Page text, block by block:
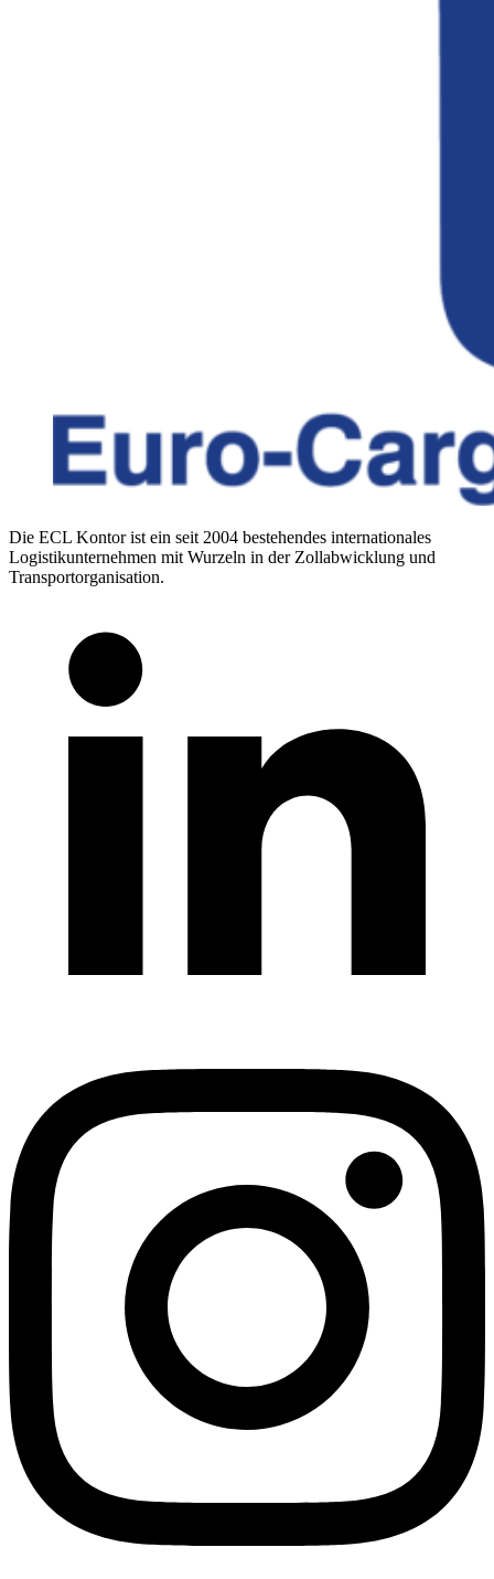
Die ECL Kontor ist ein seit 2004 bestehendes internationales
Logistikunternehmen mit Wurzeln in der Zollabwicklung und
Transportorganisation.